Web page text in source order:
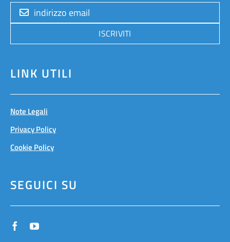
ISCRIVITI
LINK UTILI
Note Legali
Privacy Policy
Cookie Policy
SEGUICI SU